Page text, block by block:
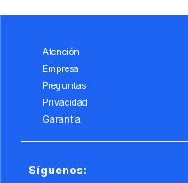
Atención
Empresa
Preguntas
Privacidad
Garantía
Síguenos: